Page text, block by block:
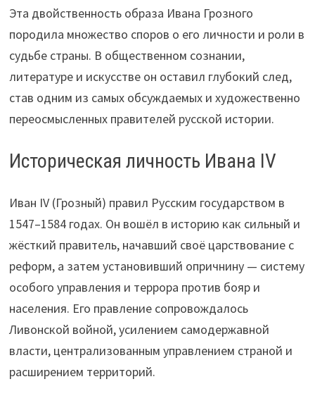
Эта двойственность образа Ивана Грозного
породила множество споров о его личности и роли в
судьбе страны. В общественном сознании,
литературе и искусстве он оставил глубокий след,
став одним из самых обсуждаемых и художественно
переосмысленных правителей русской истории.
Историческая личность Ивана IV
Иван IV (Грозный) правил Русским государством в
1547–1584 годах. Он вошёл в историю как сильный и
жёсткий правитель, начавший своё царствование с
реформ, а затем установивший опричнину — систему
особого управления и террора против бояр и
населения. Его правление сопровождалось
Ливонской войной, усилением самодержавной
власти, централизованным управлением страной и
расширением территорий.